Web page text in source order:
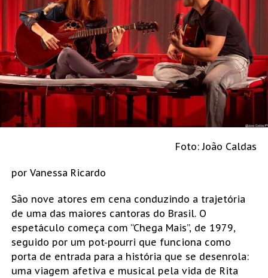
Foto: João Caldas
por Vanessa Ricardo
São nove atores em cena conduzindo a trajetória
de uma das maiores cantoras do Brasil. O
espetáculo começa com “Chega Mais”, de 1979,
seguido por um pot-pourri que funciona como
porta de entrada para a história que se desenrola:
uma viagem afetiva e musical pela vida de Rita